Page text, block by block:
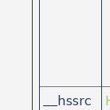
__hssrc